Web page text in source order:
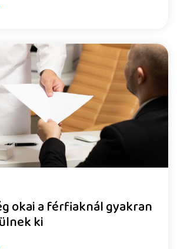
okai a férfiaknál gyakran
ki